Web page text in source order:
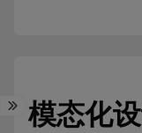
模态化